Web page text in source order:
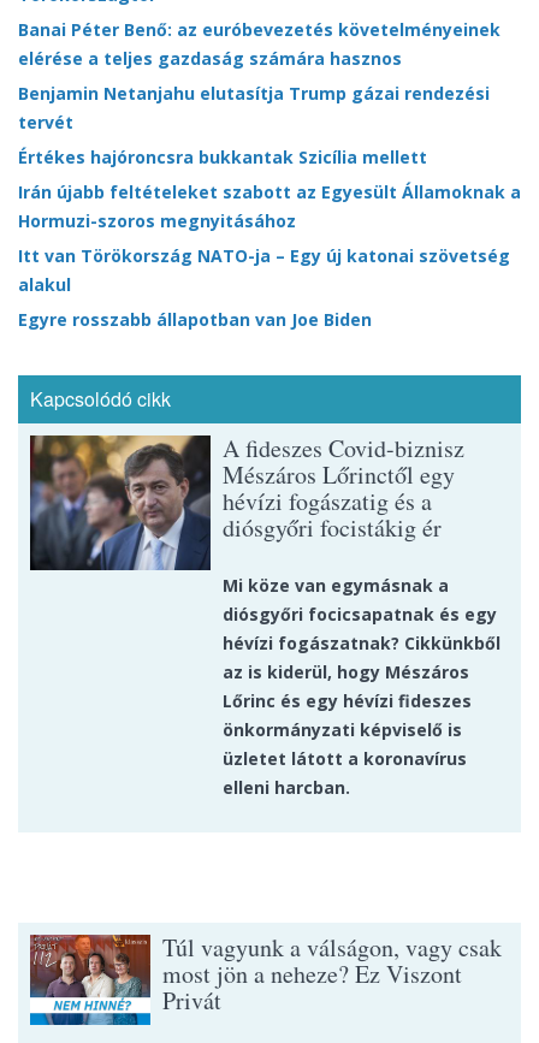
Banai Péter Benő: az euróbevezetés követelményeinek
elérése a teljes gazdaság számára hasznos
Benjamin Netanjahu elutasítja Trump gázai rendezési
tervét
Értékes hajóroncsra bukkantak Szicília mellett
Irán újabb feltételeket szabott az Egyesült Államoknak a
Hormuzi-szoros megnyitásához
Itt van Törökország NATO-ja – Egy új katonai szövetség
alakul
Egyre rosszabb állapotban van Joe Biden
Kapcsolódó cikk
A fideszes Covid-biznisz
Mészáros Lőrinctől egy
hévízi fogászatig és a
diósgyőri focistákig ér
Mi köze van egymásnak a
diósgyőri focicsapatnak és egy
hévízi fogászatnak? Cikkünkből
az is kiderül, hogy Mészáros
Lőrinc és egy hévízi fideszes
önkormányzati képviselő is
üzletet látott a koronavírus
elleni harcban.
Túl vagyunk a válságon, vagy csak
most jön a neheze? Ez Viszont
Privát